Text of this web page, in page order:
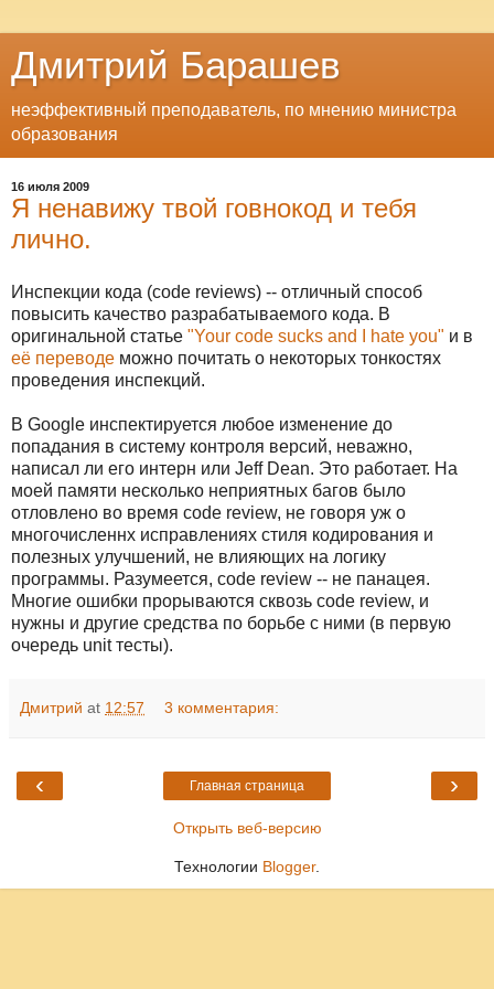
Дмитрий Барашев
неэффективный преподаватель, по мнению министра
образования
16 июля 2009
Я ненавижу твой говнокод и тебя
лично.
Инспекции кода (code reviews) -- отличный способ
повысить качество разрабатываемого кода. В
оригинальной статье "Your code sucks and I hate you" и в
её переводе можно почитать о некоторых тонкостях
проведения инспекций.
В Google инспектируется любое изменение до
попадания в систему контроля версий, неважно,
написал ли его интерн или Jeff Dean. Это работает. На
моей памяти несколько неприятных багов было
отловлено во время code review, не говоря уж о
многочисленнх исправлениях стиля кодирования и
полезных улучшений, не влияющих на логику
программы. Разумеется, code review -- не панацея.
Многие ошибки прорываются сквозь code review, и
нужны и другие средства по борьбе с ними (в первую
очередь unit тесты).
Дмитрий at 12:57 3 комментария:
‹ ›
Главная страница
Открыть веб-версию
Технологии Blogger.